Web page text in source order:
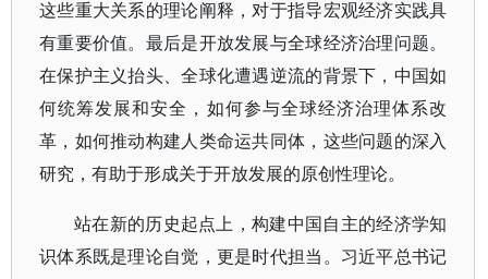
这些重大关系的理论阐释，对于指导宏观经济实践具
有重要价值。最后是开放发展与全球经济治理问题。
在保护主义抬头、全球化遭遇逆流的背景下，中国如
何统筹发展和安全，如何参与全球经济治理体系改
革，如何推动构建人类命运共同体，这些问题的深入
研究，有助于形成关于开放发展的原创性理论。
站在新的历史起点上，构建中国自主的经济学知
识体系既是理论自觉，更是时代担当。习近平总书记